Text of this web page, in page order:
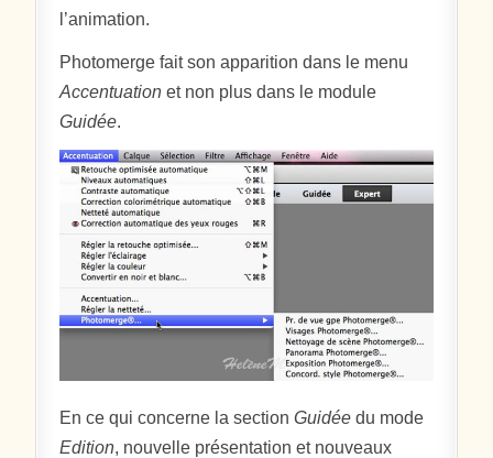
l’animation.
Photomerge fait son apparition dans le menu
Accentuation et non plus dans le module
Guidée.
En ce qui concerne la sectionGuidée du mode
Edition, nouvelle présentation et nouveaux